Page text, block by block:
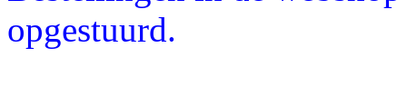
opgestuurd.